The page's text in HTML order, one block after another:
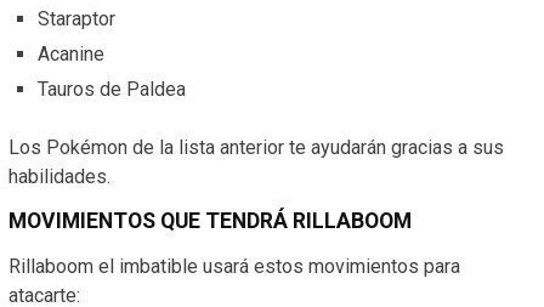
Staraptor
Acanine
Tauros de Paldea
Los Pokémon de la lista anterior te ayudarán gracias a sus
habilidades.
MOVIMIENTOS QUE TENDRÁ RILLABOOM
Rillaboom el imbatible usará estos movimientos para
atacarte: